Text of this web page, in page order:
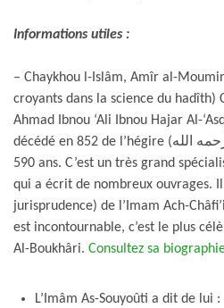
Informations utiles :
– Chaykhou l-Islâm, Amîr al-
croyants dans la science du hadîth)
Ahmad Ibnou ‘Ali Ibnou Hajar Al-
décédé en 852 de l’hégire (رحمه الله) c’est-à-dire il y a plus de
590 ans. C’est un très grand
qui a écrit de nombreux ouvrages.
jurisprudence) de l’Imam Ach-
est incontournable, c’est le plus
Al-Boukhâri. Consultez sa
L’Imâm As-Souyoûti a dit de lui :